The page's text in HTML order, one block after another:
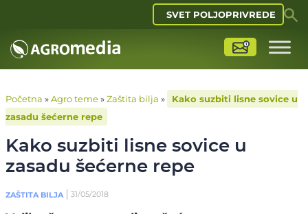
SVET POLJOPRIVREDE
Početna »Agro teme»Zaštita bilja »
Kako suzbiti lisne sovice u
zasadu šećerne repe
Kako suzbiti lisne sovice u
zasadu šećerne repe
ZAŠTITA BILJA 31/05/2018